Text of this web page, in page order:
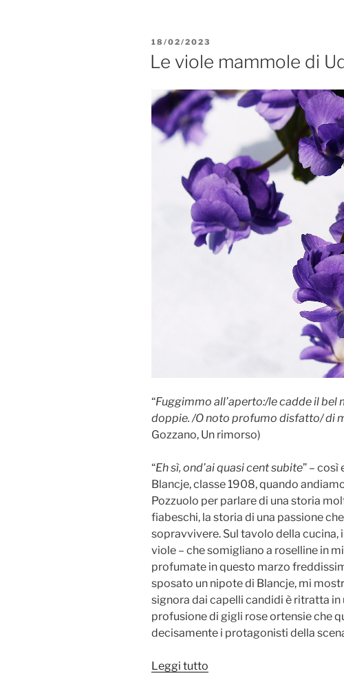
PUBBLICATO
18/02/2023
Le viole mammole di
“Fuggimmo all’aperto:/le cadde il
doppie. /O noto profumo disfatto/ di
Gozzano, Un rimorso)
“Eh sì, ond’ai quasi cent subite” –
Blancje, classe 1908, quando
Pozzuolo per parlare di una storia
fiabeschi, la storia di una passione
sopravvivere. Sul tavolo della cucina,
viole – che somigliano a roselline in
profumate in questo marzo
sposato un nipote di Blancje, mi
signora dai capelli candidi è ritratta in
profusione di gigli rose ortensie che
decisamente i protagonisti della
Leggi tutto